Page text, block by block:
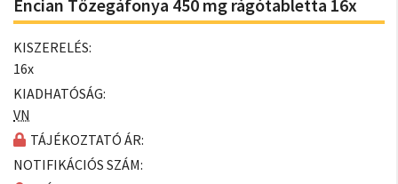
Encian Tőzegáfonya 450 mg rágótabletta 16x
KISZERELÉS:
16x
KIADHATÓSÁG:
VN
TÁJÉKOZTATÓ ÁR:
NOTIFIKÁCIÓS SZÁM: